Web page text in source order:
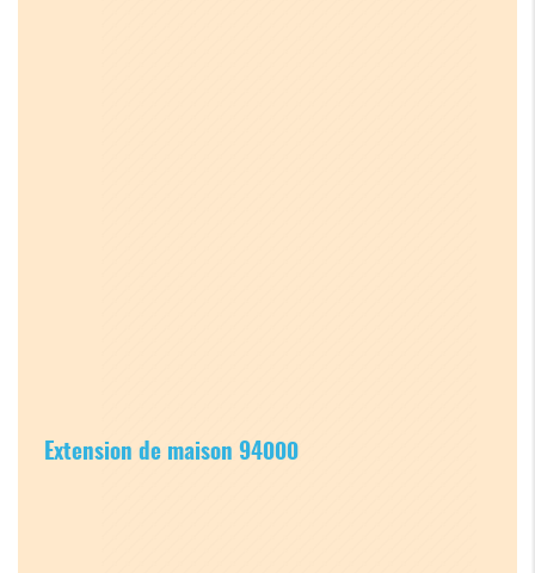
Extension de maison 94000